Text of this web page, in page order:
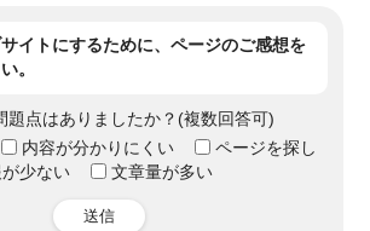
イトにするために、ページのご感想を
。
題点はありましたか？(複数回答可)
内容が分かりにくい
ページを探し
少ない 文章量が多い
送信